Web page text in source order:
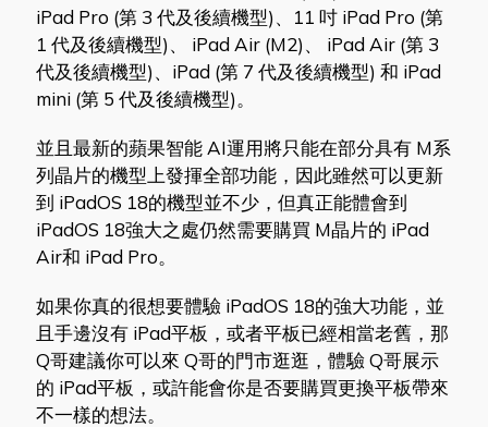
iPad Pro (第 3 代及後續機型)、11 吋 iPad Pro (第
1 代及後續機型)、 iPad Air (M2)、 iPad Air (第 3
代及後續機型)、iPad (第 7 代及後續機型) 和 iPad
mini (第 5 代及後續機型)。
並且最新的蘋果智能 AI運用將只能在部分具有 M系
列晶片的機型上發揮全部功能，因此雖然可以更新
到 iPadOS 18的機型並不少，但真正能體會到
iPadOS 18強大之處仍然需要購買 M晶片的 iPad
Air和 iPad Pro。
如果你真的很想要體驗 iPadOS 18的強大功能，並
且手邊沒有 iPad平板，或者平板已經相當老舊，那
Q哥建議你可以來 Q哥的門市逛逛，體驗 Q哥展示
的 iPad平板，或許能會你是否要購買更換平板帶來
不一樣的想法。